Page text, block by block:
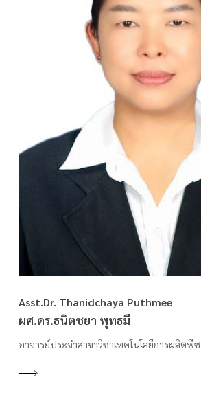
Asst.Dr. Thanidchaya Puthmee
ผศ.ดร.ธนิตชยา พุทธมี
อาจารย์ประจำสาขาวิชาเทคโนโลยีการผลิตพืช